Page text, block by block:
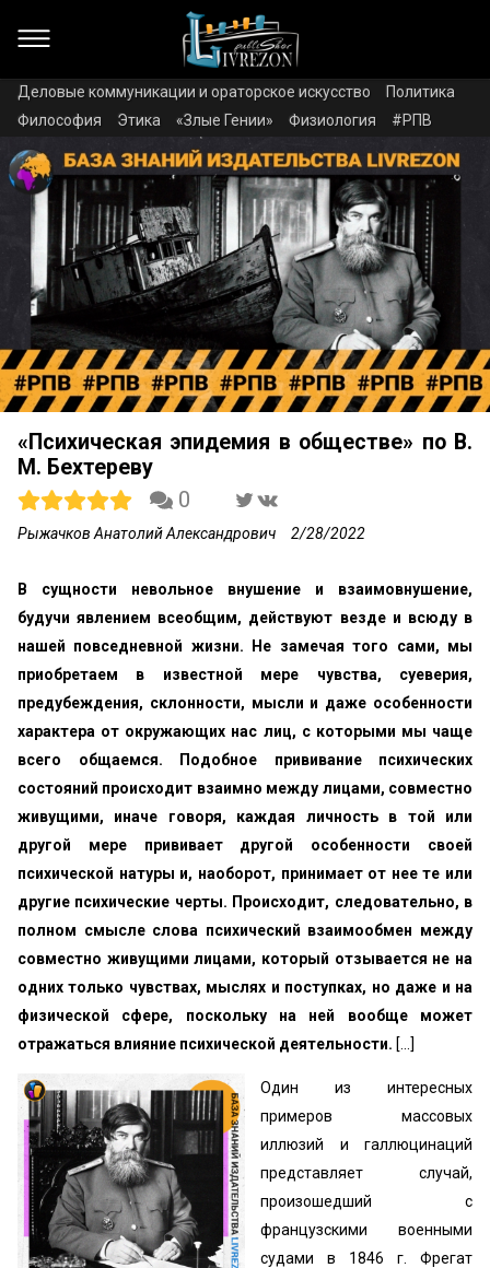
Деловые коммуникации и ораторское искусство
Политика
Философия
Этика «Злые Гении» Физиология #РПВ
«Психическая эпидемия в обществе» по В.
М. Бехтереву
0
Рыжачков Анатолий Александрович 2/28/2022
В сущности невольное внушение и взаимовнушение,
будучи явлением всеобщим, действуют везде и всюду в
нашей повседневной жизни. Не замечая того сами, мы
приобретаем в известной мере чувства, суеверия,
предубеждения, склонности, мысли и даже особенности
характера от окружающих нас лиц, с которыми мы чаще
всего общаемся. Подобное прививание психических
состояний происходит взаимно между лицами, совместно
живущими, иначе говоря, каждая личность в той или
другой мере прививает другой особенности своей
психической натуры и, наоборот, принимает от нее те или
другие психические черты. Происходит, следовательно, в
полном смысле слова психический взаимообмен между
совместно живущими лицами, который отзывается не на
одних только чувствах, мыслях и поступках, но даже и на
физической сфере, поскольку на ней вообще может
отражаться влияние психической деятельности. [...]
Один из интересных
примеров массовых
иллюзий и галлюцинаций
представляет случай,
произошедший с
французскими военными
судами в 1846 г. Фрегат